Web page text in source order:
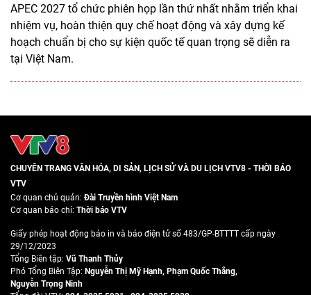
APEC 2027 tổ chức phiên họp lần thứ nhất nhằm triển khai
nhiệm vụ, hoàn thiện quy chế hoạt động và xây dựng kế
hoạch chuẩn bị cho sự kiện quốc tế quan trọng sẽ diễn ra
tại Việt Nam.
CHUYÊN TRANG VĂN HÓA, DI SẢN, LỊCH SỬ VÀ DU LỊCH VTV8 - THỜI BÁO
VTV
Cơ quan chủ quản:Đài Truyền hình Việt Nam
Cơ quan báo chí: Thời báo VTV
Giấy phép hoạt động báo in và báo điện tử số 483/GP-BTTTT cấp ngày
29/12/2023
Tổng Biên tập: Vũ Thanh Thủy
Phó Tổng Biên Tập: Nguyễn Thị Mỹ Hạnh, Phạm Quốc Thắng,
Nguyễn Trọng Ninh